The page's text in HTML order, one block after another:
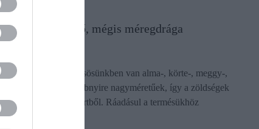
is megtermő, mégis méregdrága
a saját kis gyümölcsösünkben van alma-, körte-, meggy-,
szilvafa, de ezek többnyire nagyméretűek, így a zöldségek
részét kiszorítják a kertből. Ráadásul a termésükhöz
nem…